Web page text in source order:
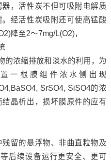
，活性炭不但可吸附电解质
经活性炭吸附还可使高锰酸
降至2～7mg/L(O2)，
浓缩排放和淡水的利用，为
一根膜组件浓水侧出现
SrSO4, SiSO4的浓
晶析出，损坏膜原件的应有
留的悬浮物、非曲直粒物及
后续设备运行更安全、更可